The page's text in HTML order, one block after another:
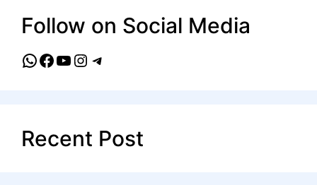
Follow on Social Media
WhatsApp
Facebook
YouTube
Instagram
Telegram
Recent Post